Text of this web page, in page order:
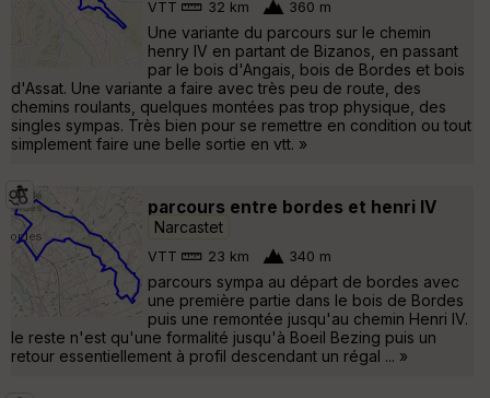
VTT 32 km 360 m
Une variante du parcours sur le chemin
henry IV en partant de Bizanos, en passant
par le bois d'Angais, bois de Bordes et bois
d'Assat. Une variante a faire avec très peu de route, des
chemins roulants, quelques montées pas trop physique, des
singles sympas. Très bien pour se remettre en condition ou tout
simplement faire une belle sortie en vtt. »
parcours entre bordes et henri IV
Narcastet
VTT 23 km 340 m
parcours sympa au départ de bordes avec
une première partie dans le bois de Bordes
puis une remontée jusqu'au chemin Henri IV.
le reste n'est qu'une formalité jusqu'à Boeil Bezing puis un
retour essentiellement à profil descendant un régal ... »